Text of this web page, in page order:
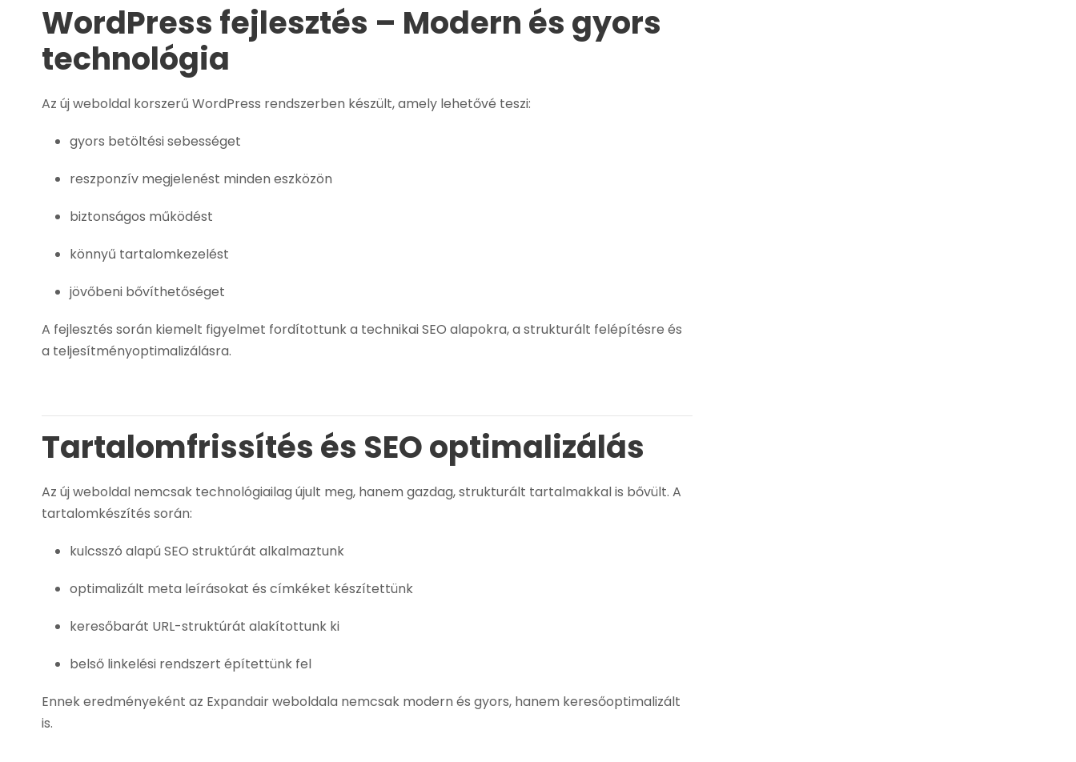
WordPress fejlesztés – Modern és gyors
technológia
Az új weboldal korszerű WordPress rendszerben készült, amely lehetővé teszi:
gyors betöltési sebességet
reszponzív megjelenést minden eszközön
biztonságos működést
könnyű tartalomkezelést
jövőbeni bővíthetőséget
A fejlesztés során kiemelt figyelmet fordítottunk a technikai SEO alapokra, a strukturált felépítésre és
a teljesítményoptimalizálásra.
Tartalomfrissítés és SEO optimalizálás
Az új weboldal nemcsak technológiailag újult meg, hanem gazdag, strukturált tartalmakkal is bővült. A
tartalomkészítés során:
kulcsszó alapú SEO struktúrát alkalmaztunk
optimalizált meta leírásokat és címkéket készítettünk
keresőbarát URL-struktúrát alakítottunk ki
belső linkelési rendszert építettünk fel
Ennek eredményeként az Expandair weboldala nemcsak modern és gyors, hanem keresőoptimalizált
is.